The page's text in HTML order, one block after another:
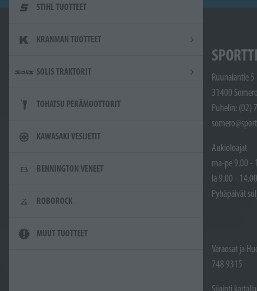
STIHL TUOTTEET
KRANMAN TUOTTEET
SOLIS TRAKTORIT
TOHATSU PERÄMOOTTORIT
KAWASAKI VESIJETIT
BENNINGTON VENEET
ROBOROCK
MUUT TUOTTEET
Ruunalantie 5
31400 Somero
Puhelin: (02)
Aukioloajat
ma-pe 9.00 -
la 9.00 - 14.00
Pyhäpäivät
Varaosat ja
748 9315
Sijainti kartalla